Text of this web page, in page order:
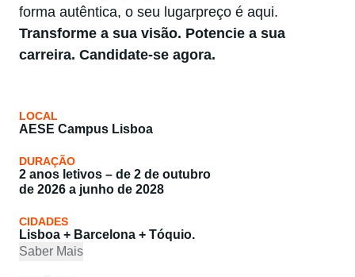
forma autêntica, o seu lugarpreço é aqui.
Transforme a sua visão. Potencie a sua
carreira. Candidate-se agora.
LOCAL
AESE Campus Lisboa
DURAÇÃO
2 anos letivos – de 2 de outubro
de 2026 a junho de 2028
CIDADES
Lisboa + Barcelona + Tóquio.
Saber Mais